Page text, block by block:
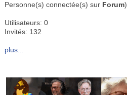
Personne(s) connectée(s) sur Forum)
Utilisateurs: 0
Invités: 132
plus...